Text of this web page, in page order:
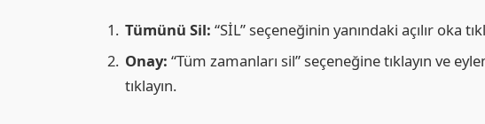
Tümünü Sil: “SİL” seçeneğinin yanındaki açılır oka
Onay: “Tüm zamanları sil” seçeneğine tıklayın ve
tıklayın.